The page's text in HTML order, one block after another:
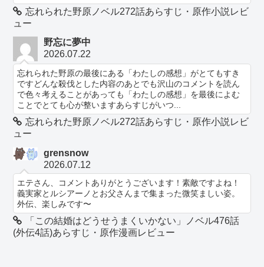
忘れられた野原ノベル272話あらすじ・原作小説レビ
ュー
野忘に夢中
2026.07.22
忘れられた野原の最後にある「わたしの感想」がとてもすき
ですどんな殺伐とした内容のあとでも沢山のコメントを読ん
で色々考えることがあっても「わたしの感想」を最後によむ
ことでとても心が整いますあらすじがいつ...
忘れられた野原ノベル272話あらすじ・原作小説レビ
ュー
grensnow
2026.07.12
エテさん、コメントありがとうございます！素敵ですよね！
義実家とルシアーノとお父さんまで集まった微笑ましい姿。
外伝、楽しみです〜
「この結婚はどうせうまくいかない」ノベル476話
(外伝4話)あらすじ・原作漫画レビュー